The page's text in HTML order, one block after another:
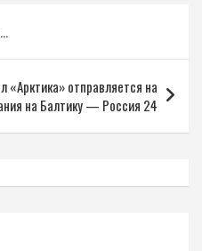
«Арктика» отправляется на
на Балтику — Россия 24